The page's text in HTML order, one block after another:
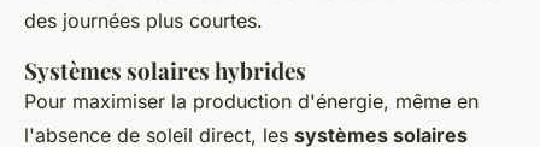
des journées plus courtes.
Systèmes solaires hybrides
Pour maximiser la production d'énergie, même en
l'absence de soleil direct, les systèmes solaires